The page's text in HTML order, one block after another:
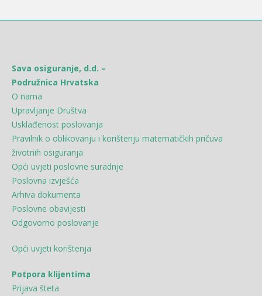
Sava osiguranje, d.d. –
Podružnica Hrvatska
O nama
Upravljanje Društva
Usklađenost poslovanja
Pravilnik o oblikovanju i korištenju matematičkih pričuva
životnih osiguranja
Opći uvjeti poslovne suradnje
Poslovna izvješća
Arhiva dokumenta
Poslovne obavijesti
Odgovorno poslovanje
Opći uvjeti korištenja
Potpora klijentima
Prijava šteta